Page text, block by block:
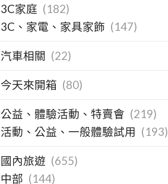
3C家庭 (182)
3C、家電、家具家飾 (147)
汽車相關 (22)
今天來開箱 (80)
公益、體驗活動、特賣會 (219)
活動、公益、一般體驗試用 (193)
國內旅遊 (655)
中部 (144)